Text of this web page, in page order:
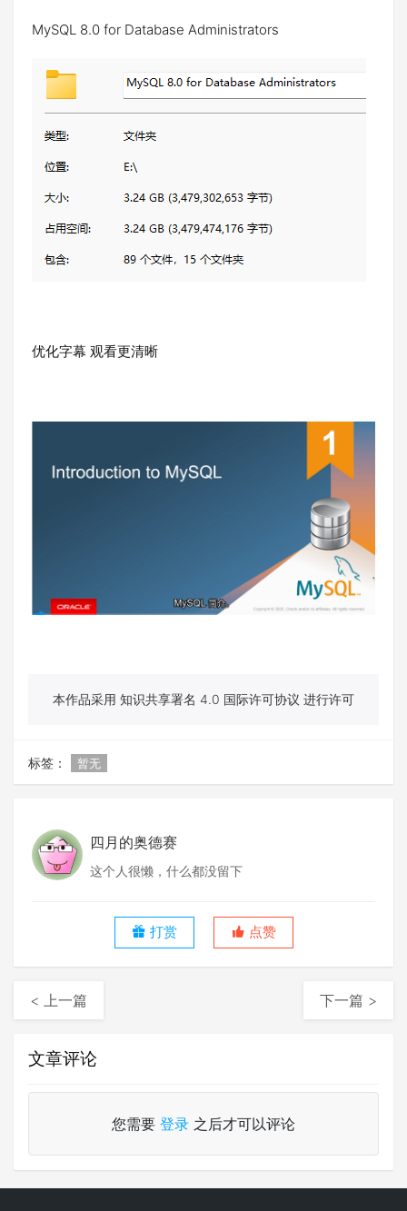
MySQL 8.0 for Database Administrators
优化字幕 观看更清晰
本作品采用 知识共享署名 4.0 国际许可协议 进行许可
标签： 暂无
四月的奥德赛
这个人很懒，什么都没留下
打赏 点赞
< 上一篇 下一篇 >
文章评论
您需要 登录 之后才可以评论